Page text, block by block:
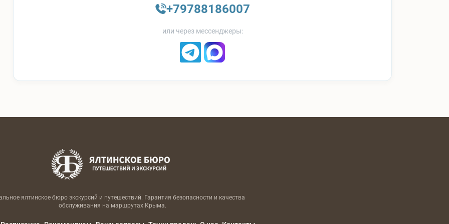
+79788186007
или через мессенджеры:
ялтинское бюро экскурсий и путешествий. Гарантия безопасности и качества
обслуживания на маршрутах Крыма.